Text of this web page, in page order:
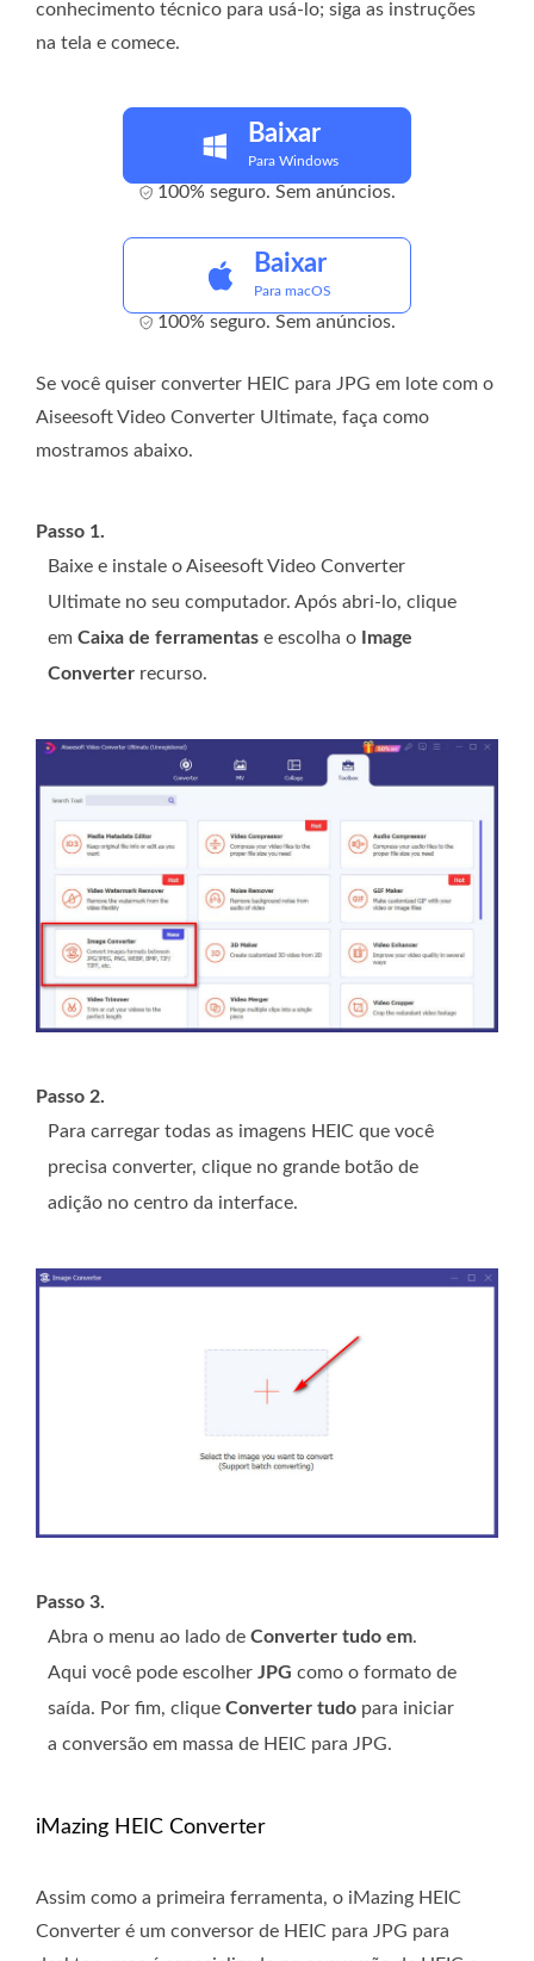
conhecimento técnico para usá-lo; siga as instruções
na tela e comece.
Baixar
Para Windows
100% seguro. Sem anúncios.
Baixar
Para macOS
100% seguro. Sem anúncios.
Se você quiser converter HEIC para JPG em lote com o
Aiseesoft Video Converter Ultimate, faça como
mostramos abaixo.
Passo 1.
Baixe e instale o Aiseesoft Video Converter
Ultimate no seu computador. Após abri-lo, clique
em Caixa de ferramentas e escolha o
Image
Converter recurso.
Passo 2.
Para carregar todas as imagens HEIC que você
precisa converter, clique no grande botão de
adição no centro da interface.
Passo 3.
Abra o menu ao lado de Converter tudo em.
Aqui você pode escolher JPG como o formato de
saída. Por fim, clique Converter tudo para iniciar
a conversão em massa de HEIC para JPG.
iMazing HEIC Converter
Assim como a primeira ferramenta, o iMazing HEIC
Converter é um conversor de HEIC para JPG para